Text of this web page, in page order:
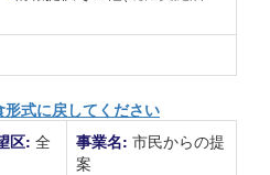
式に戻してください
区: 全
事業名: 市民からの提
案